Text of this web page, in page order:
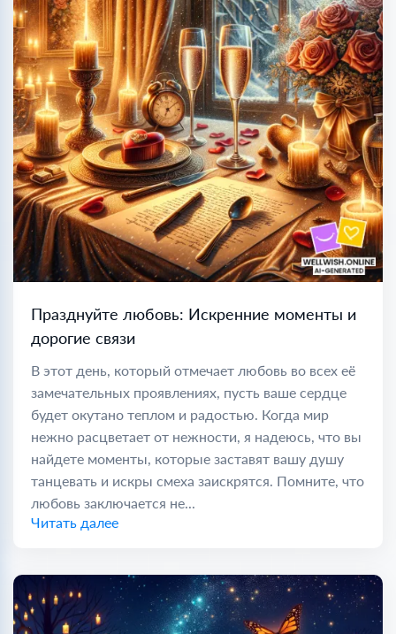
Празднуйте любовь: Искренние моменты и
дорогие связи
В этот день, который отмечает любовь во всех её
замечательных проявлениях, пусть ваше сердце
будет окутано теплом и радостью. Когда мир
нежно расцветает от нежности, я надеюсь, что вы
найдете моменты, которые заставят вашу душу
танцевать и искры смеха заискрятся. Помните, что
любовь заключается не...
Читать далее